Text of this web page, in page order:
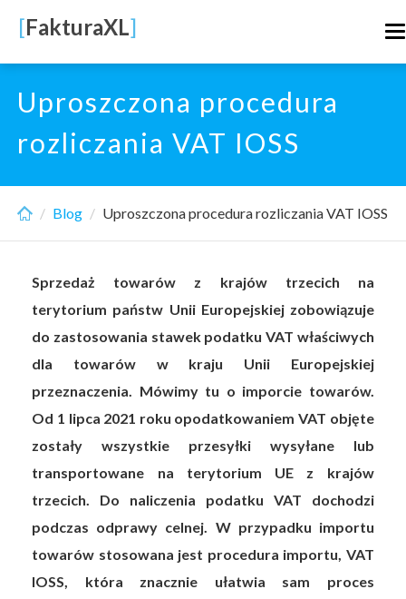
main
content
[FakturaXL]
Uproszczona procedura
rozliczania VAT IOSS
Blog Uproszczona procedura rozliczania VAT IOSS
Sprzedaż towarów z krajów trzecich na
terytorium państw Unii Europejskiej zobowiązuje
do zastosowania stawek podatku VAT właściwych
dla towarów w kraju Unii Europejskiej
przeznaczenia. Mówimy tu o imporcie towarów.
Od 1 lipca 2021 roku opodatkowaniem VAT objęte
zostały wszystkie przesyłki wysyłane lub
transportowane na terytorium UE z krajów
trzecich. Do naliczenia podatku VAT dochodzi
podczas odprawy celnej. W przypadku importu
towarów stosowana jest procedura importu, VAT
IOSS, która znacznie ułatwia sam proces